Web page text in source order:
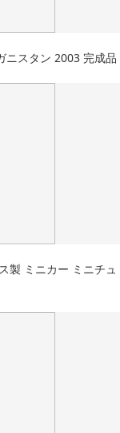
ニスタン 2003 完成品
製 ミニカー ミニチュ